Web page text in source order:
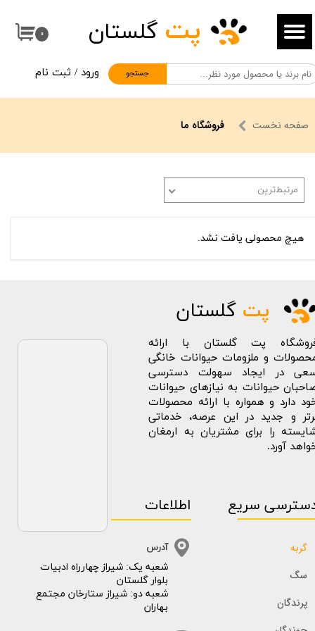
۰
جستجو
پت گلستان
ورود / ثبت نام
حساب کاربری من
تغییر گذر واژه
سفارشات
خروج از حساب کاربری
صفحه نخست فروشگاه ما
مرتبط‌ترین
هیچ محصولی یافت نشد.
پت گلستان
پت گلستان با ارائه
و ملزومات حیوانات خانگی
در ایجاد سهولت دسترسی
حیوانات به نیازهای حیوانات
دارد و همواره با ارائه محصولات
و جدید در این عرصه، خدماتی
را برای مشتریان به ارمغان
آورد.
سریع
گربه
سگ
پرندگان
​​شعبه یک: شیراز چهارراه ادبیات
بلوار گلستان
شعبه دو: شیراز ستارخان مجتمع
بهاران
اطلاعات
آدرس